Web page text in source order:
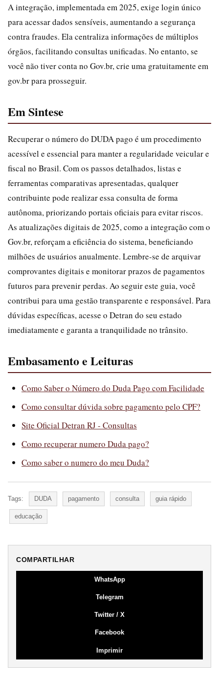
A integração, implementada em 2025, exige login único
para acessar dados sensíveis, aumentando a segurança
contra fraudes. Ela centraliza informações de múltiplos
órgãos, facilitando consultas unificadas. No entanto, se
você não tiver conta no Gov.br, crie uma gratuitamente em
gov.br para prosseguir.
Em Sintese
Recuperar o número do DUDA pago é um procedimento
acessível e essencial para manter a regularidade veicular e
fiscal no Brasil. Com os passos detalhados, listas e
ferramentas comparativas apresentadas, qualquer
contribuinte pode realizar essa consulta de forma
autônoma, priorizando portais oficiais para evitar riscos.
As atualizações digitais de 2025, como a integração com o
Gov.br, reforçam a eficiência do sistema, beneficiando
milhões de usuários anualmente. Lembre-se de arquivar
comprovantes digitais e monitorar prazos de pagamentos
futuros para prevenir perdas. Ao seguir este guia, você
contribui para uma gestão transparente e responsável. Para
dúvidas específicas, acesse o Detran do seu estado
imediatamente e garanta a tranquilidade no trânsito.
Embasamento e Leituras
Como Saber o Número do Duda Pago com Facilidade
Como consultar dúvida sobre pagamento pelo CPF?
Site Oficial Detran RJ - Consultas
Como recuperar numero Duda pago?
Como saber o numero do meu Duda?
Tags: DUDA pagamento consulta guia rápido
educação
COMPARTILHAR
WhatsApp
Telegram
Twitter / X
Facebook
Imprimir